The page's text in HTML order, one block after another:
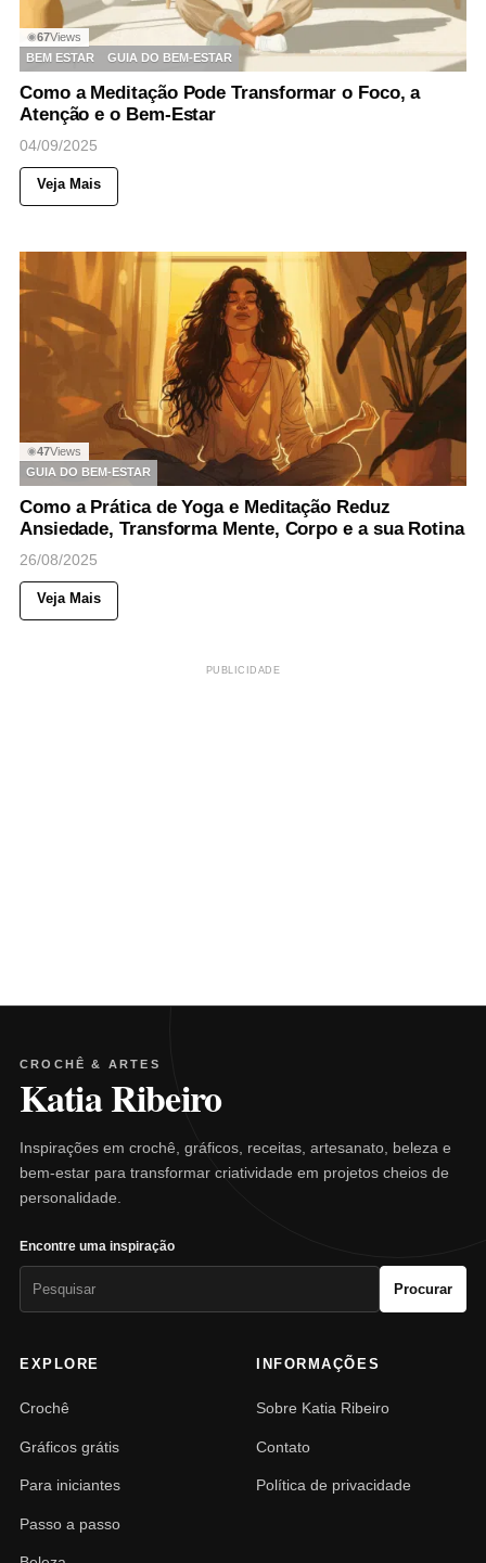
◉67Views
BEM ESTAR
GUIA DO BEM-ESTAR
Como a Meditação Pode Transformar o Foco, a
Atenção e o Bem-Estar
04/09/2025
Veja Mais
◉47Views
GUIA DO BEM-ESTAR
Como a Prática de Yoga e Meditação Reduz
Ansiedade, Transforma Mente, Corpo e a sua Rotina
26/08/2025
Veja Mais
PUBLICIDADE
CROCHÊ & ARTES
Katia Ribeiro
Inspirações em crochê, gráficos, receitas, artesanato, beleza e
bem-estar para transformar criatividade em projetos cheios de
personalidade.
Encontre uma inspiração
Procurar
EXPLORE
Crochê
Gráficos grátis
Para iniciantes
Passo a passo
INFORMAÇÕES
Sobre Katia Ribeiro
Contato
Política de privacidade